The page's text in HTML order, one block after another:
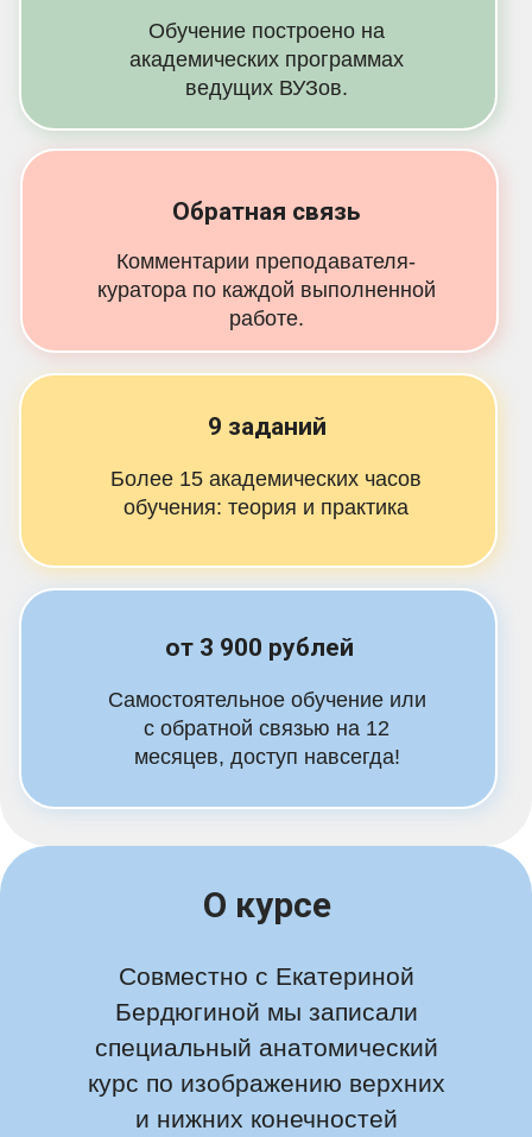
Обучение построено на
академических программах
ведущих ВУЗов.
Комментарии преподавателя-
куратора по каждой выполненной
работе.
Самостоятельное обучение или
с обратной связью на 12
месяцев, доступ навсегда!
Более 15 академических часов
обучения: теория и практика
Обратная связь
от 3 900 рублей
9 заданий
Совместно с Екатериной
Бердюгиной мы записали
специальный анатомический
курс по изображению верхних
и нижних конечностей
О курсе